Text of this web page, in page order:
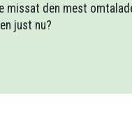
missat den mest
just nu?